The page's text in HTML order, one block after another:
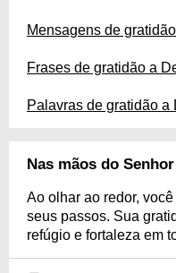
Mensagens de
Frases de gratidão a
Palavras de gratidão a
Nas mãos do Senhor
Ao olhar ao redor,
seus passos. Sua
refúgio e fortaleza em